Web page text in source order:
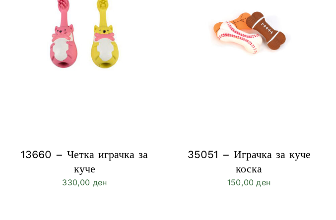
13660 – Четка играчка за
куче
330,00 ден
35051 – Играчка за куче
коска
150,00ден